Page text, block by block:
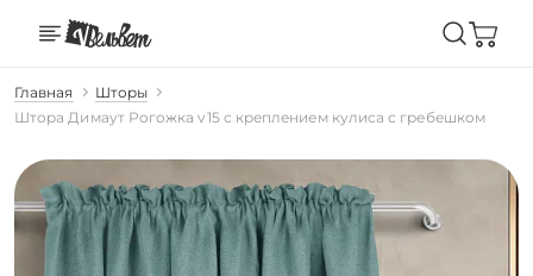
Главная
Шторы
Штора Димаут Рогожка v15 с креплением кулиса с гребешком